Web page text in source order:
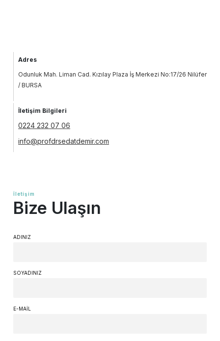
Adres
Odunluk Mah. Liman Cad. Kızılay Plaza İş Merkezi No:17/26 Nilüfer
/ BURSA
İletişim Bilgileri
0224 232 07 06
info@profdrsedatdemir.com
İletişim
Bize Ulaşın
ADINIZ
SOYADINIZ
E-MAIL